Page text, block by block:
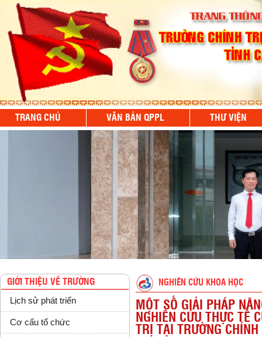
TRANG CHỦ VĂN BẢN QPPL THƯ VIỆN
GIỚI THIỆU VỀ TRƯỜNG
Lịch sử phát triển
Cơ cấu tổ chức
NGHIÊN CỨU KHOA HỌC
MỘT SỐ GIẢI PHÁP
NGHIÊN CỨU THỰC TẾ
TRỊ TẠI TRƯỜNG